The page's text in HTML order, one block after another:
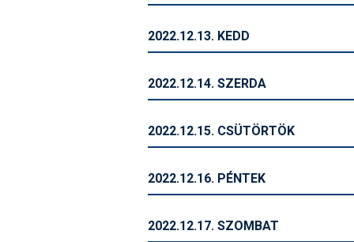
2022.12.13. KEDD
2022.12.14. SZERDA
2022.12.15. CSÜTÖRTÖK
2022.12.16. PÉNTEK
2022.12.17. SZOMBAT